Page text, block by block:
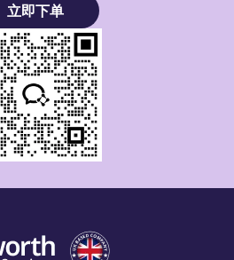
立即下单